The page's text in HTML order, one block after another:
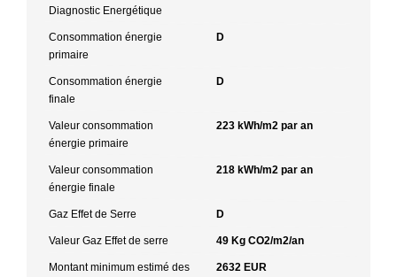
Diagnostic Energétique
Consommation énergie
primaire
D
Consommation énergie
finale
D
Valeur consommation
énergie primaire
223 kWh/m2 par an
Valeur consommation
énergie finale
218 kWh/m2 par an
Gaz Effet de Serre D
Valeur Gaz Effet de serre 49 Kg CO2/m2/an
Montant minimum estimé des
2632 EUR